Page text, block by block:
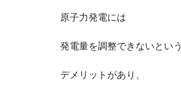
原子力発電には
発電量を調整できないという
デメリットがあり、